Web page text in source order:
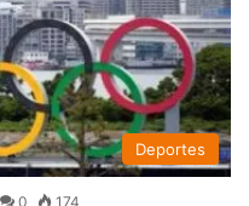
Deportes
0 174